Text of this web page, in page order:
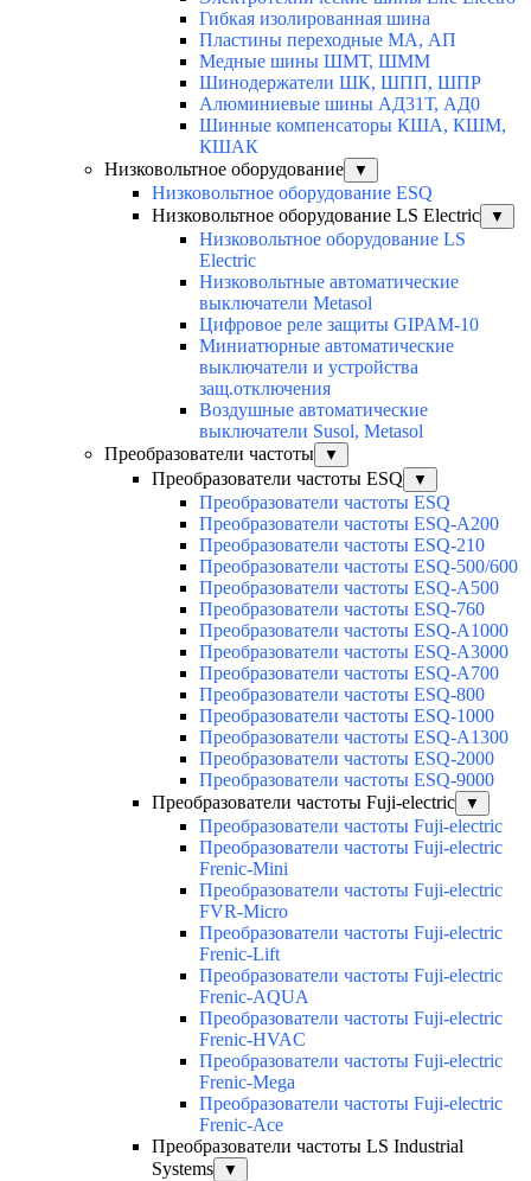
Гибкая изолированная шина
Пластины переходные МА, АП
Медные шины ШМТ, ШММ
Шинодержатели ШК, ШПП, ШПР
Алюминиевые шины АД31Т, АД0
Шинные компенсаторы КША, КШМ,
КШАК
Низковольтное оборудование
▼
Низковольтное оборудование ESQ
Низковольтное оборудование LS Electric
▼
Низковольтное оборудование LS
Electric
Низковольтные автоматические
выключатели Metasol
Цифровое реле защиты GIPAM-10
Миниатюрные автоматические
выключатели и устройства
защ.отключения
Воздушные автоматические
выключатели Susol, Metasol
Преобразователи частоты
▼
Преобразователи частоты ESQ ▼
Преобразователи частоты ESQ
Преобразователи частоты ESQ-A200
Преобразователи частоты ESQ-210
Преобразователи частоты ESQ-500/600
Преобразователи частоты ESQ-A500
Преобразователи частоты ESQ-760
Преобразователи частоты ESQ-A1000
Преобразователи частоты ESQ-A3000
Преобразователи частоты ESQ-A700
Преобразователи частоты ESQ-800
Преобразователи частоты ESQ-1000
Преобразователи частоты ESQ-A1300
Преобразователи частоты ESQ-2000
Преобразователи частоты ESQ-9000
Преобразователи частоты Fuji-electric
▼
Преобразователи частоты Fuji-electric
Преобразователи частоты Fuji-electric
Frenic-Mini
Преобразователи частоты Fuji-electric
FVR-Micro
Преобразователи частоты Fuji-electric
Frenic-Lift
Преобразователи частоты Fuji-electric
Frenic-AQUA
Преобразователи частоты Fuji-electric
Frenic-HVAC
Преобразователи частоты Fuji-electric
Frenic-Mega
Преобразователи частоты Fuji-electric
Frenic-Ace
Преобразователи частоты LS Industrial
Systems
▼